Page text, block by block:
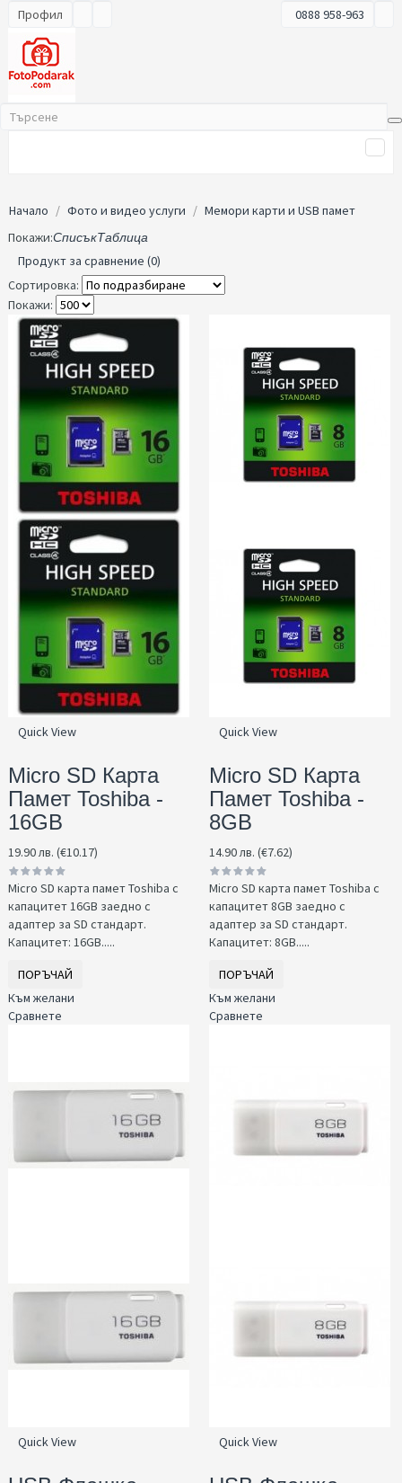
Профил 0888 958-963
Начало Фото и видео услуги
Мемори карти и USB памет
Покажи:СписъкТаблица
Продукт за сравнение (0)
Сортировка:
Покажи:
Quick View
Micro SD Карта
Памет Toshiba -
16GB
19.90 лв. (€10.17)
Micro SD карта памет Toshiba с
капацитет 16GB заедно с
адаптер за SD стандарт.
Капацитет: 16GB.....
ПОРЪЧАЙ
Към желани
Сравнете
Quick View
Micro SD Карта
Памет Toshiba -
8GB
14.90 лв. (€7.62)
Micro SD карта памет Toshiba с
капацитет 8GB заедно с
адаптер за SD стандарт.
Капацитет: 8GB​ .....
ПОРЪЧАЙ
Към желани
Сравнете
Quick View Quick View